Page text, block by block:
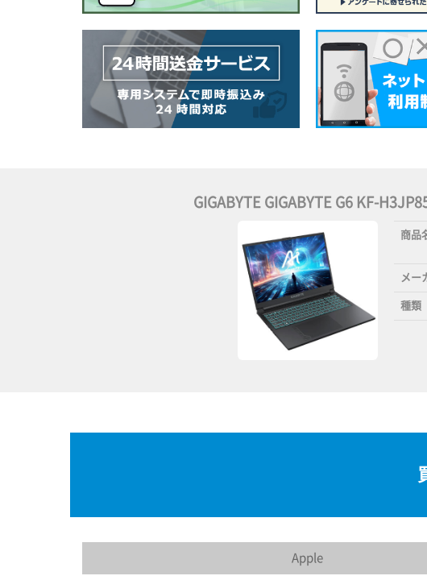
GIGABYTE GIGABYTE G6 KF-
商品
メー
種類
Apple